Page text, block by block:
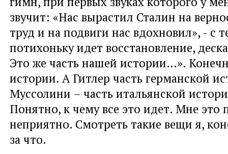
звучит: «Нас вырастил Сталин на
труд и на подвиги нас вдохновил», - с
потихоньку идет восстановление,
Это же часть нашей истории…».
истории. А Гитлер часть германской
Муссолини – часть итальянской
Понятно, к чему все это идет. Мне это
неприятно. Смотреть такие вещи я,
за что.